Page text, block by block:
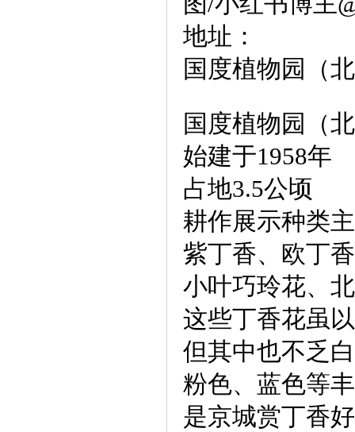
地址：
国度植物园（
国度植物园（
始建于1958年
占地3.5公顷
耕作展示种类
紫丁香、欧丁
小叶巧玲花、
这些丁香花虽
但其中也不乏
粉色、蓝色等
是京城赏丁香